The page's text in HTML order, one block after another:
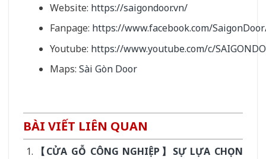
Website: https://saigondoor.vn/
Fanpage: https://www.facebook.com/
Youtube: https://www.youtube.com/c/
Maps: Sài Gòn Door
BÀI VIẾT LIÊN QUAN
【CỬA GỖ CÔNG NGHIỆP】SỰ LỰA CHỌN